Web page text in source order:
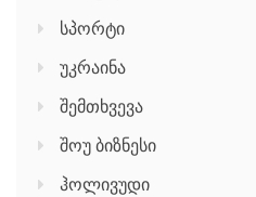
სპორტი
უკრაინა
შემთხვევა
შოუ ბიზნესი
ჰოლივუდი